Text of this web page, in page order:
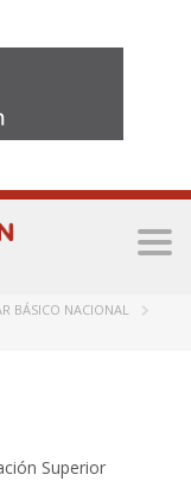
BÁSICO NACIONAL
Superior